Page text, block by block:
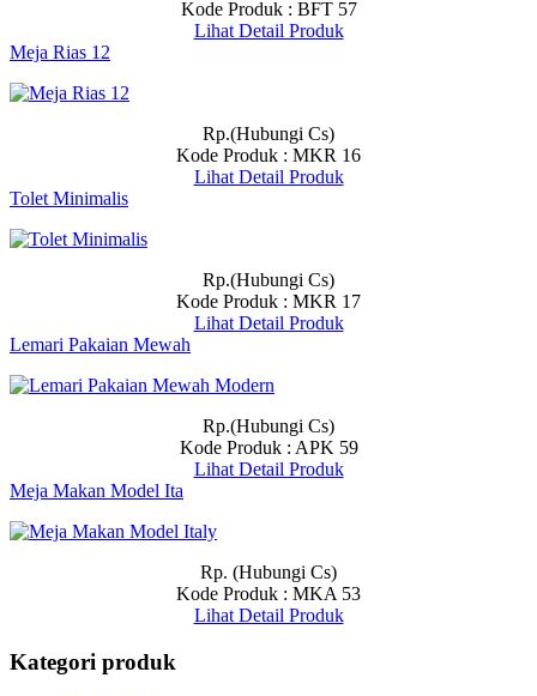
Kode Produk : BFT 57
Lihat Detail Produk
Meja Rias 12
Rp.(Hubungi Cs)
Kode Produk : MKR 16
Lihat Detail Produk
Tolet Minimalis
Rp.(Hubungi Cs)
Kode Produk : MKR 17
Lihat Detail Produk
Lemari Pakaian Mewah
Rp.(Hubungi Cs)
Kode Produk : APK 59
Lihat Detail Produk
Meja Makan Model Ita
Rp. (Hubungi Cs)
Kode Produk : MKA 53
Lihat Detail Produk
Kategori produk